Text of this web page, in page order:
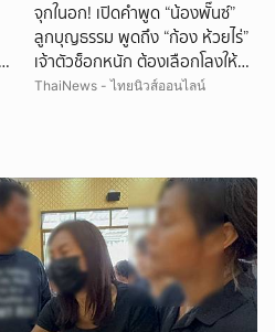
จุกในอก! เปิดคำพูด “น้องพั๊นซ์”
ลูกบุญธรรม พูดถึง “ก้อง ห้วยไร่”
เจ้าตัวช็อกหนัก ต้องเลือกโลงให้
ลูก!
ThaiNews - ไทยนิวส์ออนไลน์